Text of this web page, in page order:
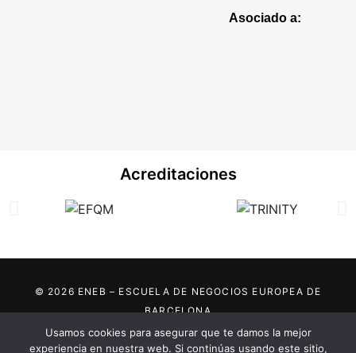
Asociado a:
Acreditaciones
© 2026 ENEB – ESCUELA DE NEGOCIOS EUROPEA DE
BARCELONA
Marca registrada por:
Usamos cookies para asegurar que te damos la mejor
experiencia en nuestra web. Si continúas usando este sitio,